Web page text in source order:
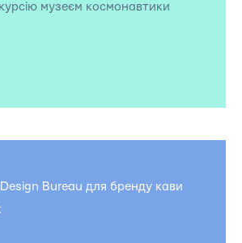
музеєм космонавтики
Bureau для бренду кави